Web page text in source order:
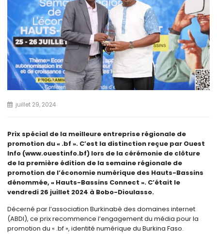
juillet 29, 2024
Prix spécial de la meilleure entreprise régionale de
promotion du « .bf ». C’est la distinction reçue par Ouest
Info (www.ouestinfo.bf) lors de la cérémonie de clôture
de la première édition de la semaine régionale de
promotion de l’économie numérique des Hauts-Bassins
dénommée, « Hauts-Bassins Connect ». C’était le
vendredi 26 juillet 2024 à Bobo-Dioulasso.
Décerné par l’association Burkinabè des domaines internet
(ABDI), ce prix recommence l’engagement du média pour la
promotion du « .bf », identité numérique du Burkina Faso.